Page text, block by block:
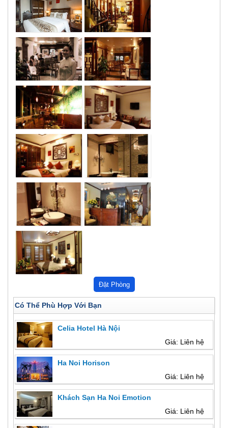
Có Thể Phù Hợp Với Bạn
Celia Hotel Hà Nội
Giá: Liên hệ
Ha Noi Horison
Giá: Liên hệ
Khách Sạn Ha Noi Emotion
Giá: Liên hệ